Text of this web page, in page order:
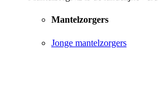
Mantelzorgers
Jonge mantelzorgers